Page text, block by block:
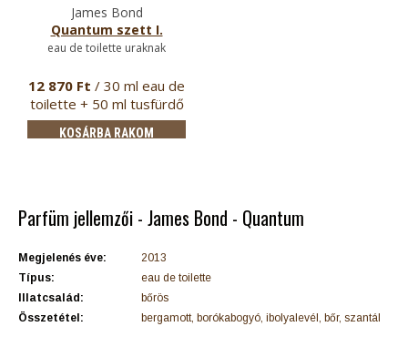
James Bond
Quantum szett I.
eau de toilette uraknak
12 870 Ft / 30 ml eau de
toilette + 50 ml tusfürdő
KOSÁRBA RAKOM
Parfüm jellemzői - James Bond - Quantum
Megjelenés éve:
2013
Típus:
eau de toilette
Illatcsalád:
bőrös
Összetétel:
bergamott, borókabogyó, ibolyalevél, bőr, szantál